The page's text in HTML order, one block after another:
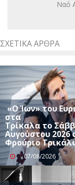
Ναό
ΣΧΕΤΙΚΆ ΆΡΘΡΑ
«Ο Ίων» του
στα
Τρίκαλα το
Αυγούστου 2026
Φρούριο
07/08/2026